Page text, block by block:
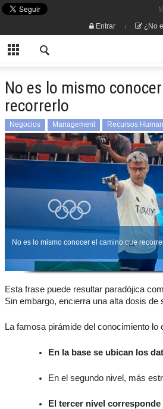
Entrar
¿No
No es lo mismo
recorrerlo
Negocios Management
Recursos
Tecnologías de Información
No es lo mismo conocer el camino que
Esta frase puede resultar paradójica
Sin embargo, encierra una alta dosis de
La famosa pirámide del conocimiento lo
En la base se ubican los
En el segundo nivel, más
El tercer nivel